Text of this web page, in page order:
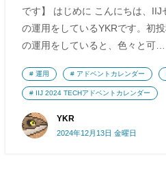
です】 はじめに こんにちは、IIJ
の運用をしているYKRです。初
の運用をしていると、色々と可…
YKR
2024年12月13日 金曜日
運用 アドベントカレンダー
IIJ 2024 TECHアドベントカレンダー